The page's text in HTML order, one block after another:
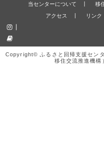
当センターについて 移
アクセス
リンク
Copyright© ふるさと回帰支援セン
移住交流推進機